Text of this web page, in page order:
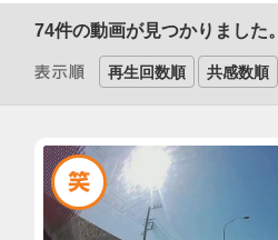
74件の動画が見つかりました。
再生回数順 共感数順